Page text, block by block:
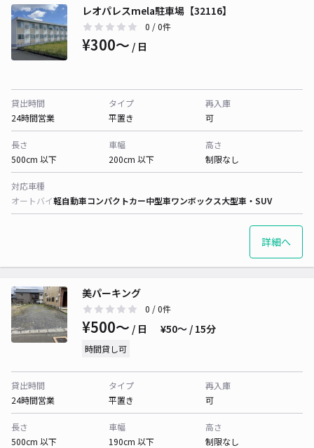
レオパレスmela駐車場【32116】
0 / 0件
¥300〜 / 日
貸出時間
24時間営業
タイプ
平置き
再入庫
可
長さ
500cm 以下
車幅
200cm 以下
高さ
制限なし
対応車種
オートバイ軽自動車コンパクトカー中型車ワンボックス大型車・SUV
詳細へ
美パーキング
0 / 0件
¥500〜 / 日 ¥50〜 / 15分
時間貸し可
貸出時間
24時間営業
タイプ
平置き
再入庫
可
長さ
500cm 以下
車幅
190cm 以下
高さ
制限なし